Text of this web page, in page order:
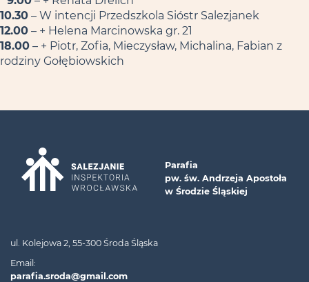
10.30 – W intencji Przedszkola Sióstr Salezjanek
12.00 – + Helena Marcinowska gr. 21
18.00 – + Piotr, Zofia, Mieczysław, Michalina, Fabian z
rodziny Gołębiowskich
Parafia
pw. św. Andrzeja Apostoła
w Środzie Śląskiej
ul. Kolejowa 2, 55-300 Środa Śląska
Email:
parafia.sroda@gmail.com